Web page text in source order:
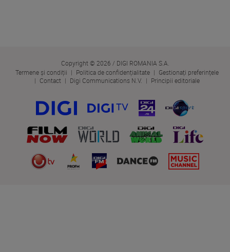
Copyright © 2026 / DIGI ROMANIA S.A.
Termene și condiții
Politica de confidențialitate
Gestionați preferințele
Contact
Digi Communications N.V. Principii editoriale